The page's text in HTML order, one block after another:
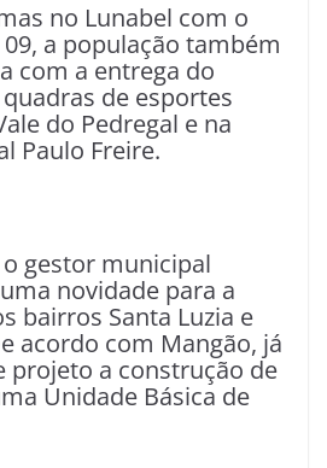
no Lunabel com o
09, a população também
com a entrega do
de esportes
do Pedregal e na
Paulo Freire.
gestor municipal
novidade para a
bairros Santa Luzia e
acordo com Mangão, já
projeto a construção de
Unidade Básica de